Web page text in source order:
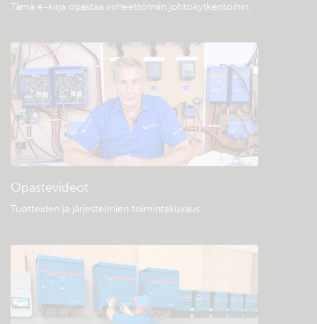
Tämä e-kirja opastaa virheettömiin johtokytkentöihin.
Opastevideot
Tuotteiden ja järjestelmien toimintakuvaus.